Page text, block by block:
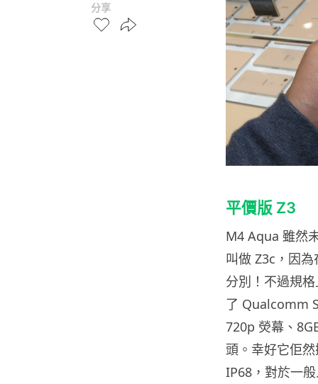
分享
平價版 Z3
M4 Aqua 雖然
叫做 Z3c，因
分別！不過規
了 Qualcomm
720p 熒幕、
頭。幸好它佢
IP68，對於一